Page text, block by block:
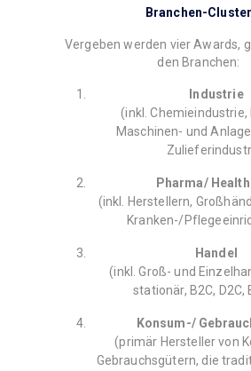
Branchen-Cluster
Vergeben werden vier Awards,
den Branchen:
Industrie
(inkl. Chemieindustrie,
Maschinen- und
Pharma/
(inkl. Herstellern,
Kranken-/
Handel
(inkl. Groß- und
stationär, B2C, D2C,
Konsum-/
(primär Hersteller von
Gebrauchsgütern, die